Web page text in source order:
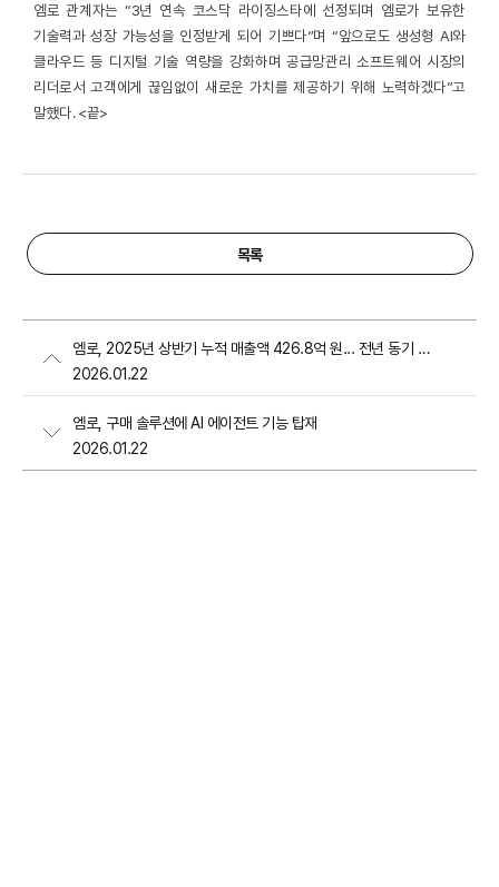
엠로 관계자는 “3년 연속 코스닥 라이징스타에 선정되며 엠로가 보유한
기술력과 성장 가능성을 인정받게 되어 기쁘다”며 “앞으로도 생성형 AI와
클라우드 등 디지털 기술 역량을 강화하며 공급망관리 소프트웨어 시장의
리더로서 고객에게 끊임없이 새로운 가치를 제공하기 위해 노력하겠다”고
말했다. <끝>
목록
엠로, 2025년 상반기 누적 매출액 426.8억 원... 전년 동기 대비 26.2% 증가해 역대 최대 매출 달성
2026.01.22
엠로, 구매 솔루션에 AI 에이전트 기능 탑재
2026.01.22